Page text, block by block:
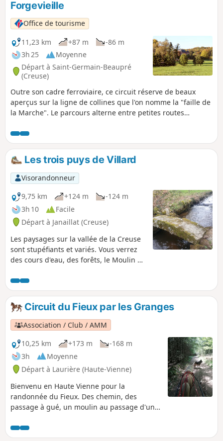
au long du parcours.
Forgevieille
Office de tourisme
11,23 km
+87 m
-86 m
3h 25
Moyenne
Départ à Saint-Germain-Beaupré
(Creuse)
Outre son cadre ferroviaire, ce circuit réserve de beaux
aperçus sur la ligne de collines que l'on nomme la "faille de
la Marche". Le parcours alterne entre petites routes
haies bocagères et ne présente aucune difficulté.
Les trois puys de Villard
Visorandonneur
9,75 km
+124 m
-124 m
3h 10
Facile
Départ à Janaillat (Creuse)
Les paysages sur la vallée de la Creuse
sont stupéfiants et variés. Vous verrez
des cours d'eau, des forêts, le Moulin de
maison et des vaches (en saison). Bref
un condensé de Creuse en une seule
randonnée.
Circuit du Fieux par les Granges
Association / Club / AMM
10,25 km
+173 m
-168 m
3h
Moyenne
Départ à Laurière (Haute-Vienne)
Bienvenu en Haute Vienne pour la
randonnée du Fieux. Des chemin, des
passage à gué, un moulin au passage d'un